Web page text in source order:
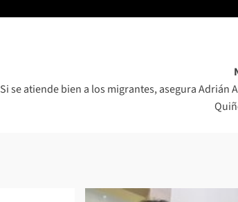
Si se atiende bien a los migrantes, asegura Adrián